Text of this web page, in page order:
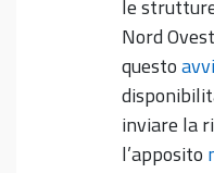
le
Nord
questo
inviare la
l’apposito